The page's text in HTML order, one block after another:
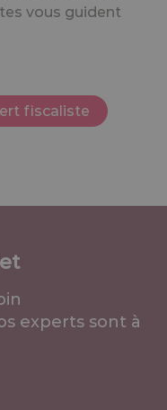
vous guident
fiscaliste
experts sont à